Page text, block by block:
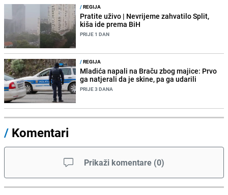
/REGIJA
Pratite uživo | Nevrijeme zahvatilo Split,
kiša ide prema BiH
PRIJE 1 DAN
/REGIJA
Mladića napali na Braču zbog majice: Prvo
ga natjerali da je skine, pa ga udarili
PRIJE 3 DANA
/ Komentari
Prikaži komentare (0)